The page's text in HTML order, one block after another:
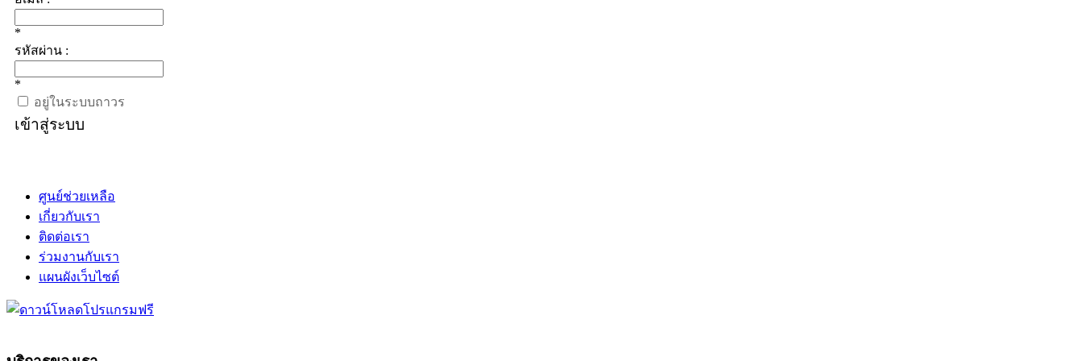
*
รหัสผ่าน :
*
อยู่ในระบบถาวร
เข้าสู่ระบบ
ศูนย์ช่วยเหลือ
เกี่ยวกับเรา
ติดต่อเรา
ร่วมงานกับเรา
แผนผังเว็บไซต์